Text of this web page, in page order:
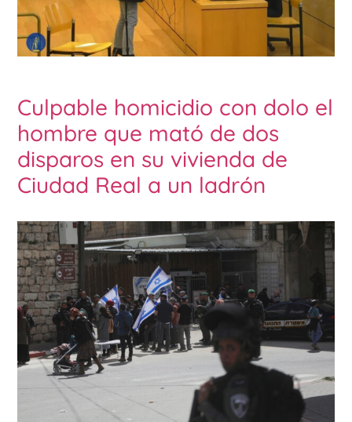
Culpable homicidio con dolo el
hombre que mató de dos
disparos en su vivienda de
Ciudad Real a un ladrón